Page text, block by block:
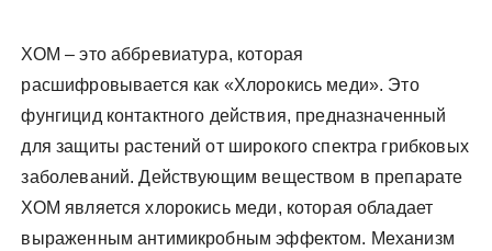
ХОМ – это аббревиатура, которая
расшифровывается как «Хлорокись меди». Это
фунгицид контактного действия, предназначенный
для защиты растений от широкого спектра грибковых
заболеваний. Действующим веществом в препарате
ХОМ является хлорокись меди, которая обладает
выраженным антимикробным эффектом. Механизм